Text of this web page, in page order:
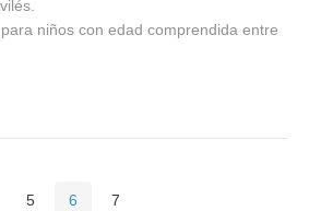
niños con edad comprendida entre
5 6 7